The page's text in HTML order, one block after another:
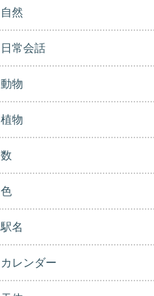
自然
日常会話
動物
植物
数
色
駅名
カレンダー